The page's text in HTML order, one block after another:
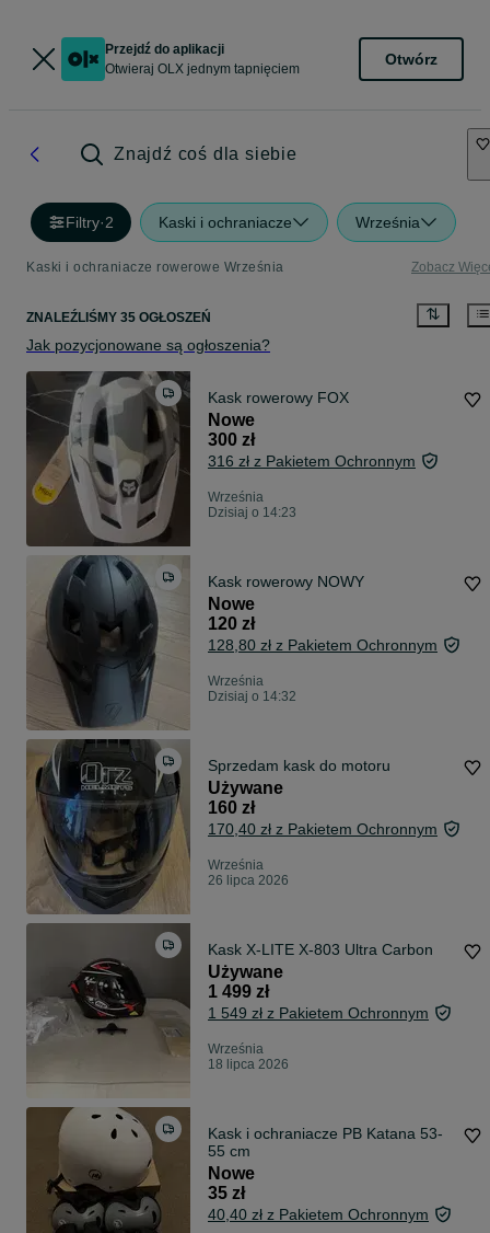
Przejdź do aplikacji
Otwieraj OLX jednym tapnięciem
Otwórz
Znajdź coś dla siebie
Filtry·2 Kaski i ochraniacze Września
Kaski i ochraniacze rowerowe Września Zobacz
ZNALEŹLIŚMY 35 OGŁOSZEŃ
Jak pozycjonowane są ogłoszenia?
Kask rowerowy FOX
Nowe
300 zł
316 zł z Pakietem Ochronnym
Września
Dzisiaj o 14:23
Kask rowerowy NOWY
Nowe
120 zł
128,80 zł z Pakietem Ochronnym
Września
Dzisiaj o 14:32
Sprzedam kask do motoru
Używane
160 zł
170,40 zł z Pakietem Ochronnym
Września
26 lipca 2026
Kask X-LITE X-803 Ultra Carbon
Używane
1 499 zł
1 549 zł z Pakietem Ochronnym
Września
18 lipca 2026
Kask i ochraniacze PB Katana 53-
55 cm
Nowe
35 zł
40,40 zł z Pakietem Ochronnym